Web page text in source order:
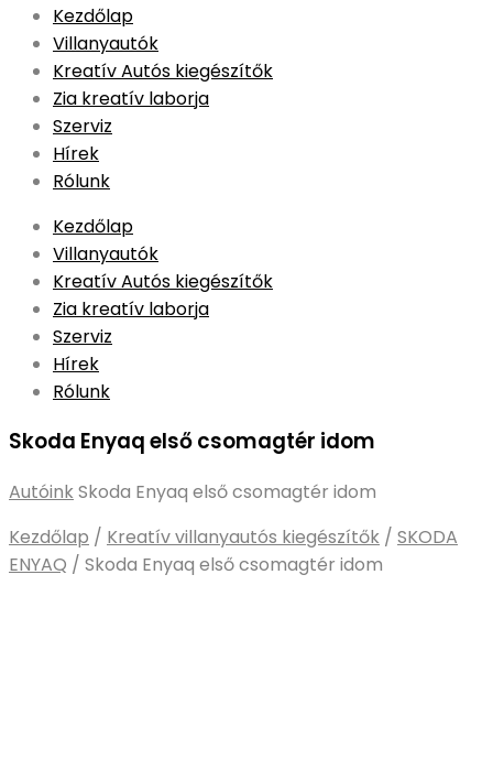
Skip
content
Kezdőlap
Villanyautók
Kreatív Autós kiegészítők
Zia kreatív laborja
Szerviz
Hírek
Rólunk
Kezdőlap
Villanyautók
Kreatív Autós kiegészítők
Zia kreatív laborja
Szerviz
Hírek
Rólunk
Skoda Enyaq első csomagtér idom
Autóink Skoda Enyaq első csomagtér idom
Kezdőlap / Kreatív villanyautós kiegészítők / SKODA
ENYAQ / Skoda Enyaq első csomagtér idom